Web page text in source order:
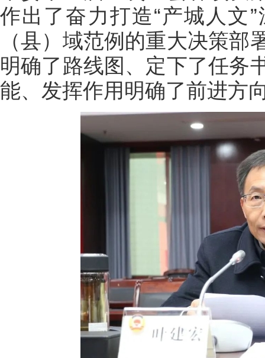
作出了奋力打造“产城人文
（县）域范例的重大决策
明确了路线图、定下了任务
能、发挥作用明确了前进方